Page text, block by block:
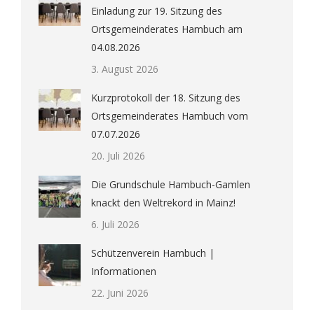
Einladung zur 19. Sitzung des
Ortsgemeinderates Hambuch am
04.08.2026
3. August 2026
Kurzprotokoll der 18. Sitzung des
Ortsgemeinderates Hambuch vom
07.07.2026
20. Juli 2026
Die Grundschule Hambuch-Gamlen
knackt den Weltrekord in Mainz!
6. Juli 2026
Schützenverein Hambuch |
Informationen
22. Juni 2026